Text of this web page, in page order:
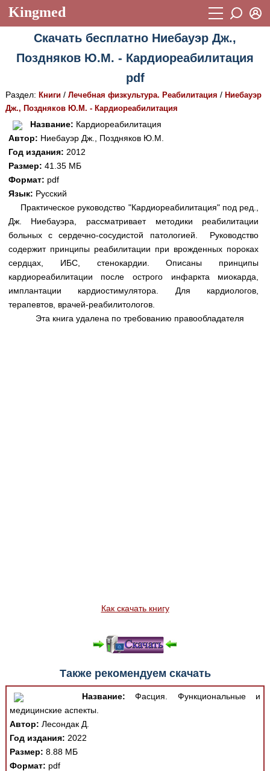
Kingmed
Учебный материал
Видеогалерея 899
Истории болезней 1268
Лекции и презентации 2474
Аккредитационные тесты
Методические рекомендации
Научно-популярное
Статьи
Новости (244)
Медицинская стандартизация
Нормативы экстренной и неотложной помощи
Нормы лабораторных и инструментальных
Восстановить пароль
Регистрация
Скачать бесплатно Ниебауэр Дж.,
Поздняков Ю.М. - Кардиореабилитация
pdf
Раздел: Книги/ Лечебная физкультура. Реабилитация / Ниебауэр
Дж., Поздняков Ю.М. - Кардиореабилитация
Название: Кардиореабилитация
Автор: Ниебауэр Дж., Поздняков Ю.М.
Год издания: 2012
Размер: 41.35 МБ
Формат: pdf
Язык: Русский
Практическое руководство "Кардиореабилитация" под ред.,
Дж. Ниебауэра, рассматривает методики реабилитации
больных с сердечно-сосудистой патологией. Руководство
содержит принципы реабилитации при врожденных пороках
сердцах, ИБС, стенокардии. Описаны принципы
кардиореабилитации после острого инфаркта миокарда,
имплантации кардиостимулятора. Для кардиологов,
терапевтов, врачей-реабилитологов.
Эта книга удалена по требованию правообладателя
Как скачать книгу
Также рекомендуем скачать
Название: Фасция. Функциональные и
медицинские аспекты.
Автор: Лесондак Д.
Год издания: 2022
Размер: 8.88 МБ
Формат: pdf